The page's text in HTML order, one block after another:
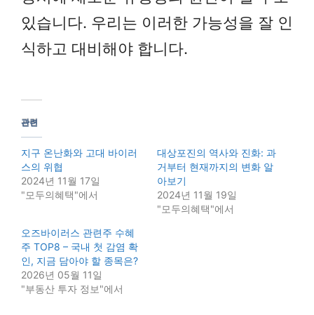
있습니다. 우리는 이러한 가능성을 잘 인
식하고 대비해야 합니다.
관련
지구 온난화와 고대 바이러
스의 위협
2024년 11월 17일
"모두의혜택"에서
대상포진의 역사와 진화: 과
거부터 현재까지의 변화 알
아보기
2024년 11월 19일
"모두의혜택"에서
오즈바이러스 관련주 수혜
주 TOP8 – 국내 첫 감염 확
인, 지금 담아야 할 종목은?
2026년 05월 11일
"부동산 투자 정보"에서